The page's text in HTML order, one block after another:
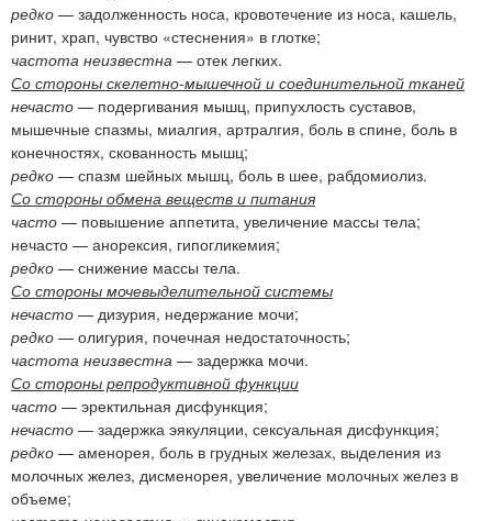
редко — задолженность носа, кровотечение из носа, кашель,
ринит, храп, чувство «стеснения» в глотке;
частота неизвестна — отек легких.
Со стороны скелетно-мышечной и соединительной тканей
нечасто — подергивания мышц, припухлость суставов,
мышечные спазмы, миалгия, артралгия, боль в спине, боль в
конечностях, скованность мышц;
редко — спазм шейных мышц, боль в шее, рабдомиолиз.
Со стороны обмена веществ и питания
часто — повышение аппетита, увеличение массы тела;
нечасто — анорексия, гипогликемия;
редко — снижение массы тела.
Со стороны мочевыделительной системы
нечасто — дизурия, недержание мочи;
редко — олигурия, почечная недостаточность;
частота неизвестна — задержка мочи.
Со стороны репродуктивной функции
часто — эректильная дисфункция;
нечасто — задержка эякуляции, сексуальная дисфункция;
редко — аменорея, боль в грудных железах, выделения из
молочных желез, дисменорея, увеличение молочных желез в
объеме;